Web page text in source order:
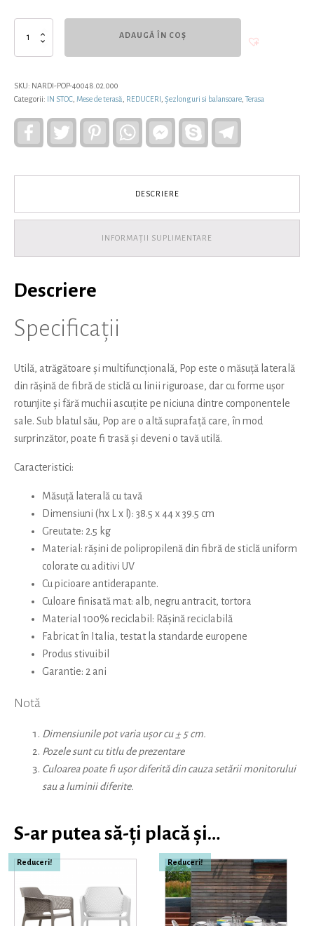
de
POP,
NARDI
ADAUGĂ ÎN COȘ
SKU: NARDI-POP-40048.02.000
Categorii: IN STOC Mese de terasă REDUCERI Șezlonguri si balansoare Terasa
FacebookTwitter PinterestWhatsAppFacebook
Messenger
Skype
DESCRIERE
INFORMAȚII SUPLIMENTARE
Descriere
Specificații
Utilă, atrăgătoare și multifuncțională, Pop este o măsuță laterală
din rășină de fibră de sticlă cu linii riguroase, dar cu forme ușor
rotunjite și fără muchii ascuțite pe niciuna dintre componentele
sale. Sub blatul său, Pop are o altă suprafață care, în mod
surprinzător, poate fi trasă și deveni o tavă utilă.
Caracteristici:
Măsuță laterală cu tavă
Dimensiuni (hx L x l): 38.5 x 44 x 39.5 cm
Greutate: 2.5 kg
Material: rășini de polipropilenă din fibră de sticlă uniform
colorate cu aditivi UV
Cu picioare antiderapante.
Culoare finisată mat: alb, negru antracit, tortora
Material 100% reciclabil: Rășină reciclabilă
Fabricat în Italia, testat la standarde europene
Produs stivuibil
Garantie: 2 ani
Notă
Dimensiunile pot varia ușor cu ± 5 cm.
Pozele sunt cu titlu de prezentare
Culoarea poate fi ușor diferită din cauza setării monitorului
sau a luminii diferite.
S-ar putea să-ți placă și…
Reduceri! Reduceri!